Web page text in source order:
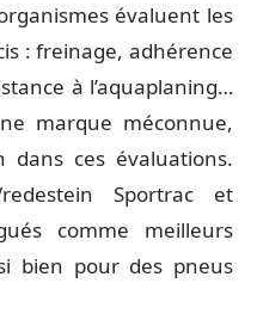
évaluent les
: freinage, adhérence
à l’aquaplaning…
marque méconnue,
ces évaluations.
Sportrac et
comme meilleurs
bien pour des pneus